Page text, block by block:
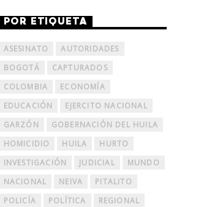
POR ETIQUETA
ASESINATO
AUTORIDADES
BOGOTÁ
CAPTURADOS
COLOMBIA
ECONOMÍA
EDUCACIÓN
EJERCITO NACIONAL
GARZÓN
GOBERNACIÓN DEL HUILA
HOMICIDIO
HUILA
HURTO
INVESTIGACIÓN
JUDICIAL
MUNDO
NACIONAL
NEIVA
PITALITO
POLICÍA
POLÍTICA
REGIONAL